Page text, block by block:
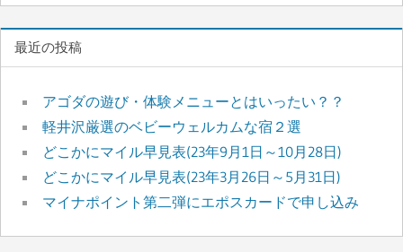
最近の投稿
アゴダの遊び・体験メニューとはいったい？？
軽井沢厳選のベビーウェルカムな宿２選
どこかにマイル早見表(23年9月1日～10月28日)
どこかにマイル早見表(23年3月26日～5月31日)
マイナポイント第二弾にエポスカードで申し込み